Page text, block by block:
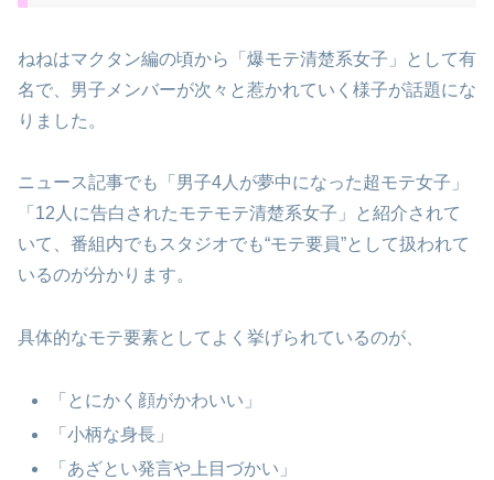
ねねはマクタン編の頃から「爆モテ清楚系女子」として有
名で、男子メンバーが次々と惹かれていく様子が話題にな
りました。
ニュース記事でも「男子4人が夢中になった超モテ女子」
「12人に告白されたモテモテ清楚系女子」と紹介されて
いて、番組内でもスタジオでも“モテ要員”として扱われて
いるのが分かります。
具体的なモテ要素としてよく挙げられているのが、
「とにかく顔がかわいい」
「小柄な身長」
「あざとい発言や上目づかい」